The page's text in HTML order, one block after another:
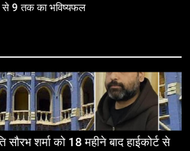
9 तक का भविष्यफल
शर्मा को 18 महीने बाद हाईकोर्ट से